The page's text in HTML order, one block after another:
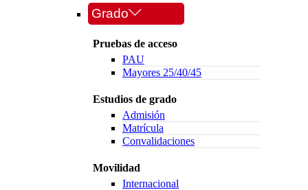
Grado
Pruebas de acceso
PAU
Mayores 25/40/45
Estudios de grado
Admisión
Matrícula
Convalidaciones
Movilidad
Internacional